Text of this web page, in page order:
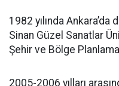
1982 yılında Ankara’da
Sinan Güzel Sanatlar
Şehir ve Bölge
2005-2006 yılları